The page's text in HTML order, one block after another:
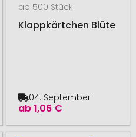
ab 500 Stück
Klappkärtchen Blüte
ab1,06 €
04. September